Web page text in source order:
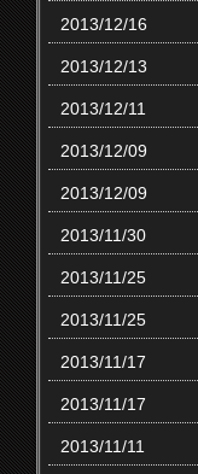
2013/12/16
2013/12/13
2013/12/11
2013/12/09
2013/12/09
2013/11/30
2013/11/25
2013/11/25
2013/11/17
2013/11/17
2013/11/11